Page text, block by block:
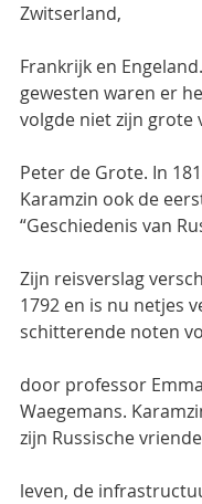
Zwitserland,
Frankrijk en
gewesten waren er
volgde niet zijn grote
Peter de Grote. In
Karamzin ook de
“Geschiedenis van
Zijn reisverslag
1792 en is nu netjes
schitterende noten
door professor
Waegemans.
zijn Russische
leven, de